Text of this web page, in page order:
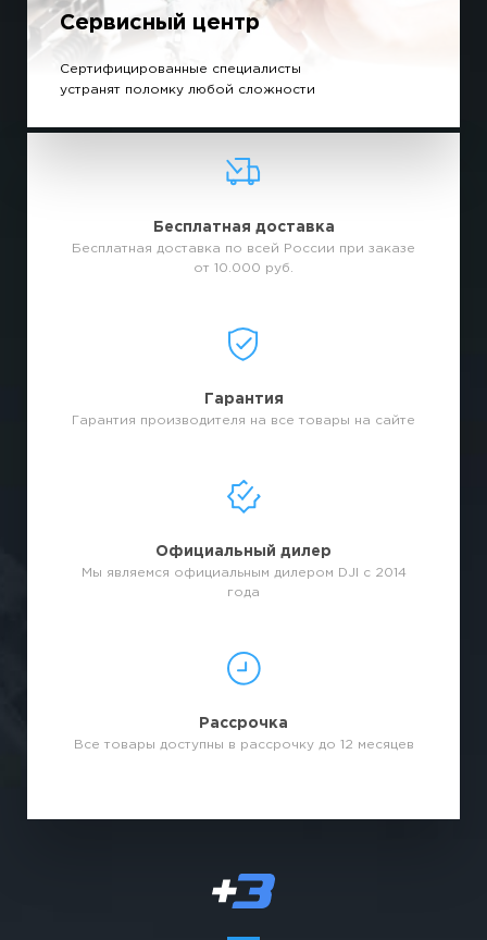
Сервисный центр
Сертифицированные специалисты
устранят поломку любой сложности
Бесплатная доставка
Бесплатная доставка по всей России при заказе
от 10.000 руб.
Гарантия
Гарантия производителя на все товары на сайте
Официальный дилер
Мы являемся официальным дилером DJI с 2014
года
Рассрочка
Все товары доступны в рассрочку до 12 месяцев